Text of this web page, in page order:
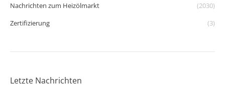
Nachrichten zum Heizölmarkt
(2030)
Zertifizierung
(3)
Letzte Nachrichten